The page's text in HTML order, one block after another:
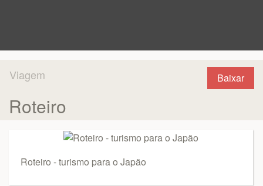
Baixar
Viagem
Roteiro
Roteiro - turismo para o Japão